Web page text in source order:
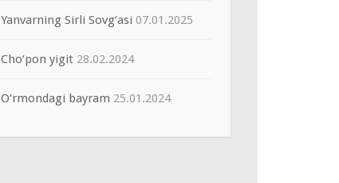
Yanvarning Sirli Sovg‘asi 07.01.2025
Cho‘pon yigit 28.02.2024
O‘rmondagi bayram 25.01.2024